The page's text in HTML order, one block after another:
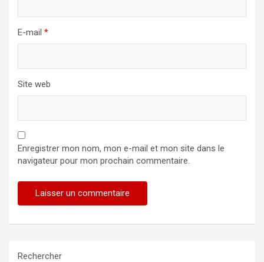
E-mail *
Site web
Enregistrer mon nom, mon e-mail et mon site dans le
navigateur pour mon prochain commentaire.
Rechercher